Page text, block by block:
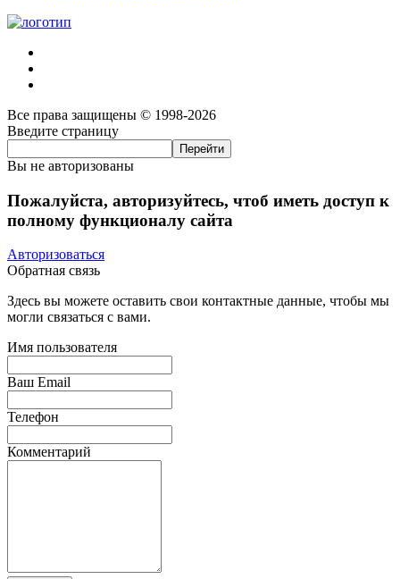
Все права защищены © 1998-2026
Введите страницу
Вы не авторизованы
Пожалуйста, авторизуйтесь, чтоб иметь доступ к
полному функционалу сайта
Авторизоваться
Обратная связь
Здесь вы можете оставить свои контактные данные, чтобы мы
могли связаться с вами.
Имя пользователя
Ваш Email
Телефон
Комментарий